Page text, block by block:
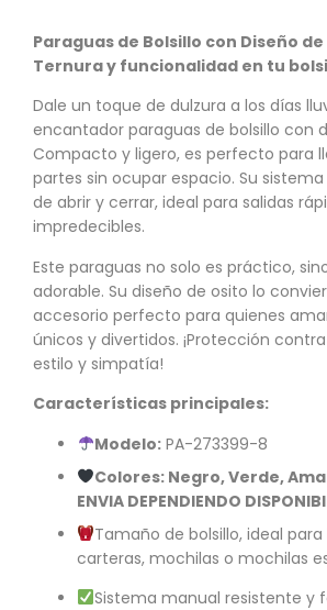
Paraguas de Bolsillo con Diseño
Ternura y funcionalidad en tu
Dale un toque de dulzura a los días
encantador paraguas de bolsillo con
Compacto y ligero, es perfecto para
partes sin ocupar espacio. Su
de abrir y cerrar, ideal para salidas
impredecibles.
Este paraguas no solo es práctico,
adorable. Su diseño de osito lo
accesorio perfecto para quienes
únicos y divertidos. ¡Protección
estilo y simpatía!
Características principales:
Modelo:PA-273399-8
Colores: Negro, Verde,
ENVIA DEPENDIENDO
Tamaño de bolsillo, ideal para
carteras, mochilas o mochilas
Sistema manual resistente y